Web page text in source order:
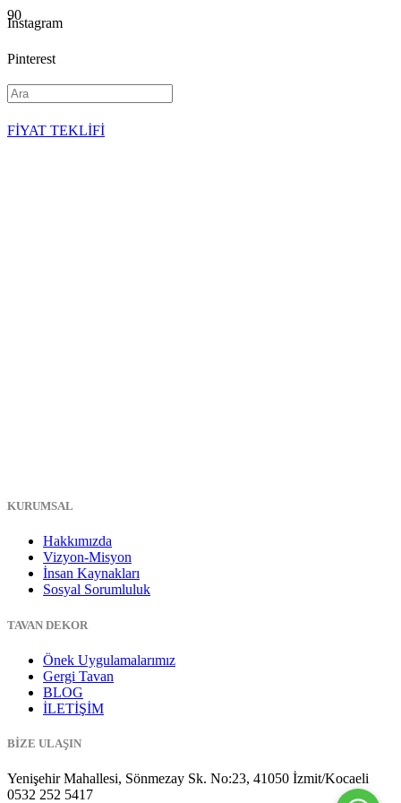
Instagram
Pinterest
YouTube
FİYAT TEKLİFİ
KURUMSAL
Hakkımızda
Vizyon-Misyon
İnsan Kaynakları
Sosyal Sorumluluk
TAVAN DEKOR
Önek Uygulamalarımız
Gergi Tavan
BLOG
İLETİŞİM
BİZE ULAŞIN
Yenişehir Mahallesi, Sönmezay Sk. No:23, 41050 İzmit/Kocaeli
0532 252 5417